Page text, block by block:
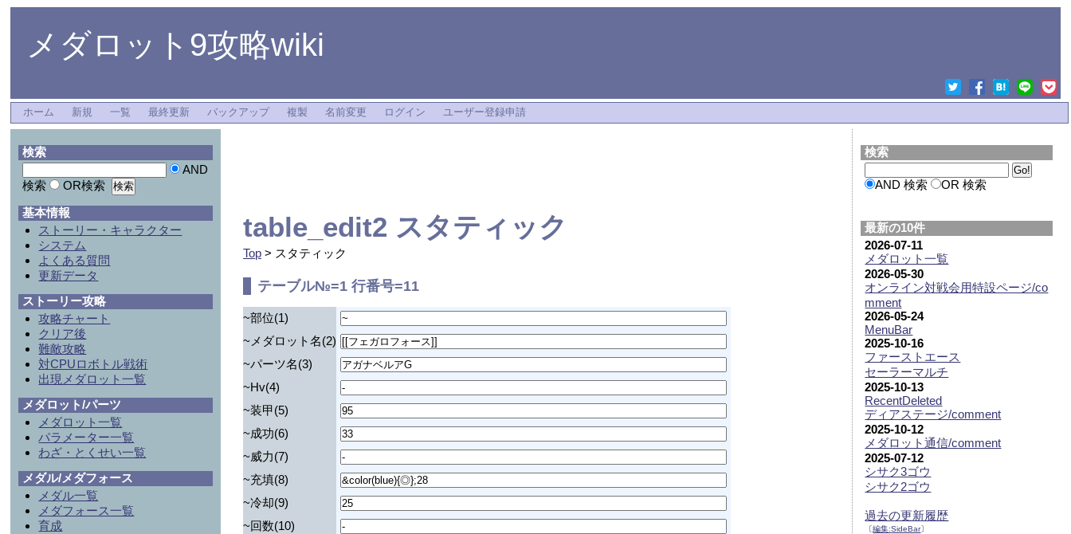
メダロット9攻略wiki
ホーム 新規 一覧 最終更新 バックアップ 複製 名前変更 ログイン ユーザー登録申請
table_edit2 スタティック
Top > スタティック
テーブル№=1 行番号=11
~部位(1)
~メダロット名(2)
~パーツ名(3)
~Hv(4)
~装甲(5)
~成功(6)
~威力(7)
~充填(8)
~冷却(9)
~回数(10)
検索
AND 検索 OR 検索
最新の10件
2026-07-11
メダロット一覧
2026-05-30
オンライン対戦会用特設ページ/co
mment
2026-05-24
MenuBar
2025-10-16
ファーストエース
セーラーマルチ
2025-10-13
RecentDeleted
ディアステージ/comment
2025-10-12
メダロット通信/comment
2025-07-12
シサク3ゴウ
シサク2ゴウ
過去の更新履歴
〔編集:SideBar〕
検索
AND
検索
OR検索
基本情報
ストーリー・キャラクター
システム
よくある質問
更新データ
ストーリー攻略
攻略チャート
クリア後
難敵攻略
対CPUロボトル戦術
出現メダロット一覧
メダロット/パーツ
メダロット一覧
パラメーター一覧
わざ・とくせい一覧
メダル/メダフォース
メダル一覧
メダフォース一覧
育成